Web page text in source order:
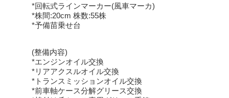
*回転式ラインマーカー(風車マーカ)
*株間:20cm 株数:55株
*予備苗乗せ台
(整備内容)
*エンジンオイル交換
*リアアクスルオイル交換
*トランスミッションオイル交換
*前車軸ケース分解グリース交換